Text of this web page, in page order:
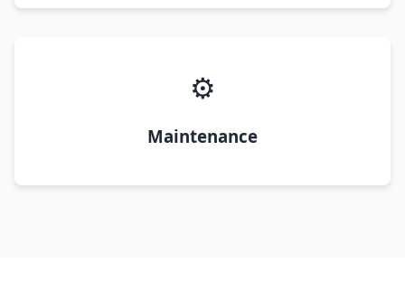
⚙️
Maintenance